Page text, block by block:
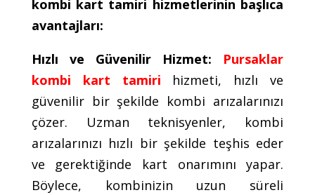
kombi kart tamiri hizmetlerinin başlıca
avantajları:
Hızlı ve Güvenilir Hizmet:
Pursaklar
kombi kart tamiri hizmeti, hızlı ve
güvenilir bir şekilde kombi arızalarınızı
çözer. Uzman teknisyenler, kombi
arızalarınızı hızlı bir şekilde teşhis eder
ve gerektiğinde kart onarımını yapar.
Böylece, kombinizin uzun süreli